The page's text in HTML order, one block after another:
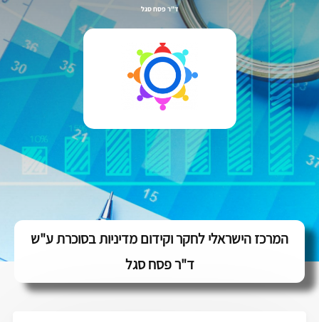
ד"ר פסח סגל
המרכז הישראלי לחקר וקידום מדיניות בסוכרת ע"ש
ד"ר פסח סגל